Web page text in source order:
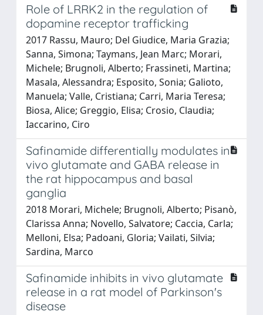
Role of LRRK2 in the regulation of
dopamine receptor trafficking
2017 Rassu, Mauro; Del Giudice, Maria Grazia;
Sanna, Simona; Taymans, Jean Marc; Morari,
Michele; Brugnoli, Alberto; Frassineti, Martina;
Masala, Alessandra; Esposito, Sonia; Galioto,
Manuela; Valle, Cristiana; Carri, Maria Teresa;
Biosa, Alice; Greggio, Elisa; Crosio, Claudia;
Iaccarino, Ciro
Safinamide differentially modulates in
vivo glutamate and GABA release in
the rat hippocampus and basal
ganglia
2018 Morari, Michele; Brugnoli, Alberto; Pisanò,
Clarissa Anna; Novello, Salvatore; Caccia, Carla;
Melloni, Elsa; Padoani, Gloria; Vailati, Silvia;
Sardina, Marco
Safinamide inhibits in vivo glutamate
release in a rat model of Parkinson's
disease